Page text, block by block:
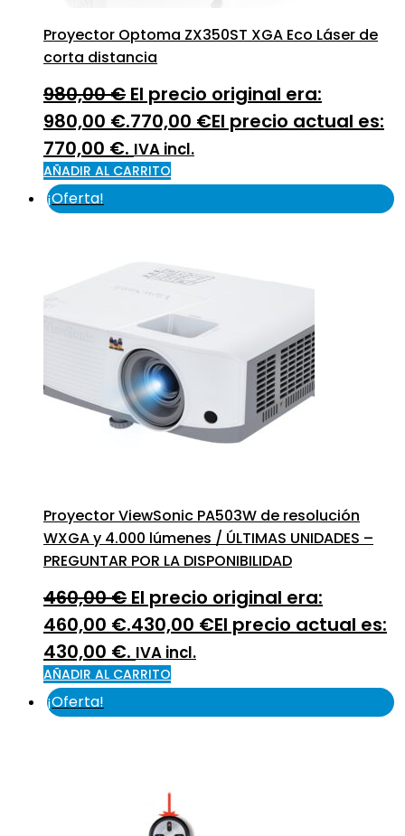
Proyector Optoma ZX350ST XGA Eco Láser de
corta distancia
980,00€ El precio original era:
980,00 €.770,00 €El precio actual es:
770,00 €. IVA incl.
AÑADIR AL CARRITO
¡Oferta!
Proyector ViewSonic PA503W de resolución
WXGA y 4.000 lúmenes / ÚLTIMAS UNIDADES –
PREGUNTAR POR LA DISPONIBILIDAD
460,00€ El precio original era:
460,00 €.430,00 €El precio actual es:
430,00 €. IVA incl.
AÑADIR AL CARRITO
¡Oferta!